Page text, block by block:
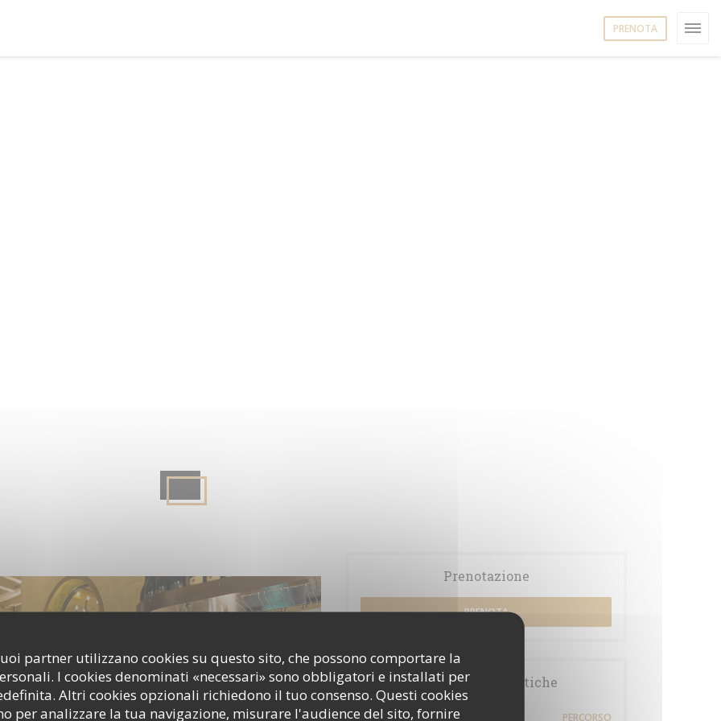
partner utilizzano cookies su questo sito, che possono comportare la
I cookies denominati «necessari» sono obbligatori e installati per
Altri cookies opzionali richiedono il tuo consenso. Questi cookies
per analizzare la tua navigazione, misurare l'audience del sito, fornire
PRENOTA
Prenotazione
PRENOTA
Informazioni pratiche
10 rue du roi de sicile
PERCORSO